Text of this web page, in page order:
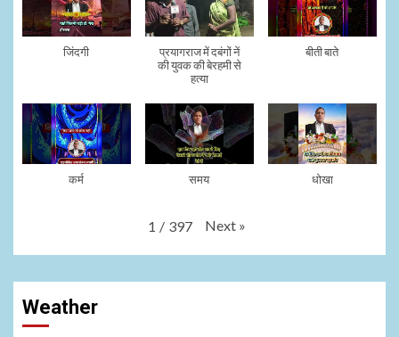
जिंदगी
प्रयागराज में दबंगों नें
की युवक की बेरहमी से
हत्या
बीती बाते
कर्म समय धोखा
1 / 397 Next »
Weather